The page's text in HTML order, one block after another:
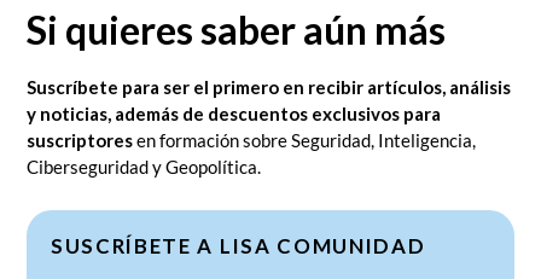
Si quieres saber aún más
Suscríbete para ser el primero en recibir artículos, análisis
y noticias, además de descuentos exclusivos para
suscriptoresen formación sobre Seguridad, Inteligencia,
Ciberseguridad y Geopolítica.
SUSCRÍBETE A LISA COMUNIDAD